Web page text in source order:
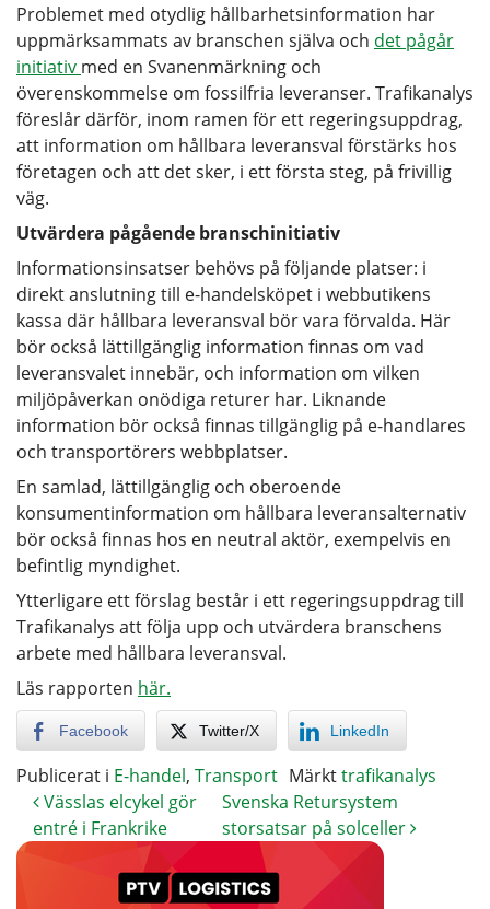
Problemet med otydlig hållbarhetsinformation har
uppmärksammats av branschen själva och det pågår
initiativ med en Svanenmärkning och
överenskommelse om fossilfria leveranser. Trafikanalys
föreslår därför, inom ramen för ett regeringsuppdrag,
att information om hållbara leveransval förstärks hos
företagen och att det sker, i ett första steg, på frivillig
väg.
Utvärdera pågående branschinitiativ
Informationsinsatser behövs på följande platser: i
direkt anslutning till e-handelsköpet i webbutikens
kassa där hållbara leveransval bör vara förvalda. Här
bör också lättillgänglig information finnas om vad
leveransvalet innebär, och information om vilken
miljöpåverkan onödiga returer har. Liknande
information bör också finnas tillgänglig på e-handlares
och transportörers webbplatser.
En samlad, lättillgänglig och oberoende
konsumentinformation om hållbara leveransalternativ
bör också finnas hos en neutral aktör, exempelvis en
befintlig myndighet.
Ytterligare ett förslag består i ett regeringsuppdrag till
Trafikanalys att följa upp och utvärdera branschens
arbete med hållbara leveransval.
Läs rapporten här.
Facebook Twitter/X LinkedIn
Publicerat i E-handel, Transport Märkttrafikanalys
Vässlas elcykel gör
entré i Frankrike
Svenska Retursystem
storsatsar på solceller